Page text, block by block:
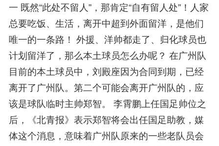
一 既然“此处不留人”，那肯定“自有留人处”！人家
总要吃饭、生活，离开中超到外面留洋，是他们
唯一的一条路！ 外援、洋帅都走了、归化球员也
计划留洋了，那么本土球员怎么办呢？ 在广州队
目前的本土球员中，刘殿座因为合同到期，已经
离开了广州队。第二个可能会离开广州队的，应
该是球队临时主帅郑智。 李霄鹏上任国足帅位之
后，《北青报》表示郑智将会出任国足助教，媒
体这个消息，意味着广州队原来的一些老队员会